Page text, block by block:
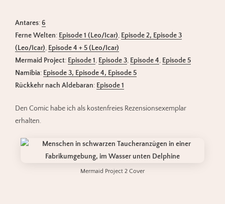
Antares:6
Ferne Welten: Episode 1 (Leo/Icar), Episode 2, Episode 3
(Leo/Icar), Episode 4 + 5 (Leo/Icar)
Mermaid Project: Episode 1, Episode 3, Episode 4, Episode 5
Namibia: Episode 3, Episode 4, Episode 5
Rückkehr nach Aldebaran: Episode 1
Den Comic habe ich als kostenfreies Rezensionsexemplar
erhalten.
Mermaid Project 2 Cover